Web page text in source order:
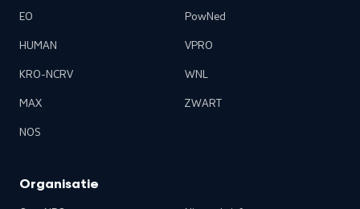
EO
HUMAN
KRO-NCRV
MAX
NOS
PowNed
VPRO
WNL
ZWART
Organisatie